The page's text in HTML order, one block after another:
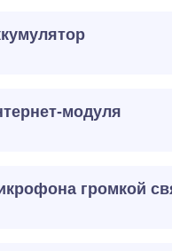
модуля
громкой